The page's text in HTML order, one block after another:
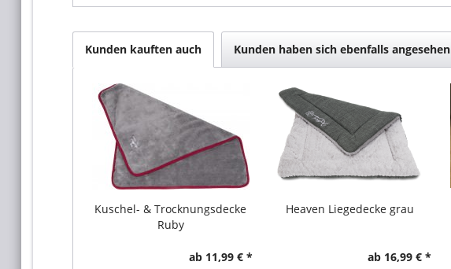
Kunden kauften auch Kunden haben sich ebenfalls angesehen
Kuschel- & Trocknungsdecke
Ruby
ab 11,99 € *
Heaven Liegedecke grau
ab 16,99 € *